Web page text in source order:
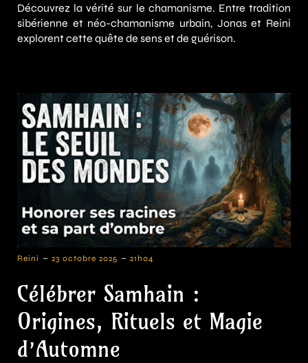
Découvrez la vérité sur le chamanisme. Entre tradition
sibérienne et néo-chamanisme urbain, Jonas et Reini
explorent cette quête de sens et de guérison.
Reini - 23 octobre 2025 - 21h04
Célébrer Samhain :
Origines, Rituels et Magie
d’Automne